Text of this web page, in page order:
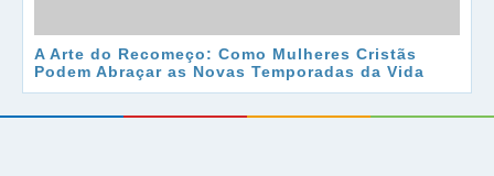
A Arte do Recomeço: Como Mulheres Cristãs
Podem Abraçar as Novas Temporadas da Vida